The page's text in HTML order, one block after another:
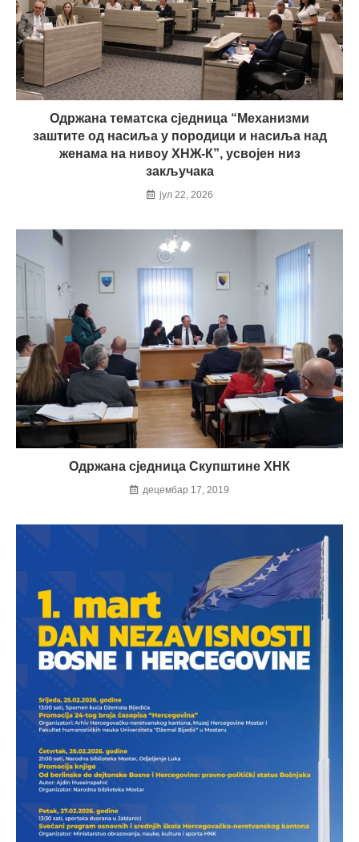
Одржана тематска сједница “Механизми
заштите од насиља у породици и насиља над
женама на нивоу ХНЖ-К”, усвојен низ
закључака
јул 22, 2026
Одржана сједница Скупштине ХНК
децембар 17, 2019